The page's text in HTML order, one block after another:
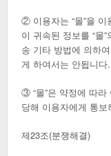
② 이용자는 “몰”을 이
이 귀속된 정보를 “몰
송 기타 방법에 의하
게 하여서는 안됩니다.
③ “몰”은 약정에 따라
당해 이용자에게 통보
제23조(분쟁해결)